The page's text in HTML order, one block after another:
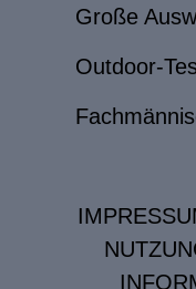
Große
Outdoor-